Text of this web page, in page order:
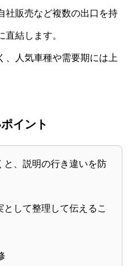
社販売など複数の出口を持
結します。
、人気車種や需要期には上
イント
と、説明の行き違いを防
して整理して伝えるこ